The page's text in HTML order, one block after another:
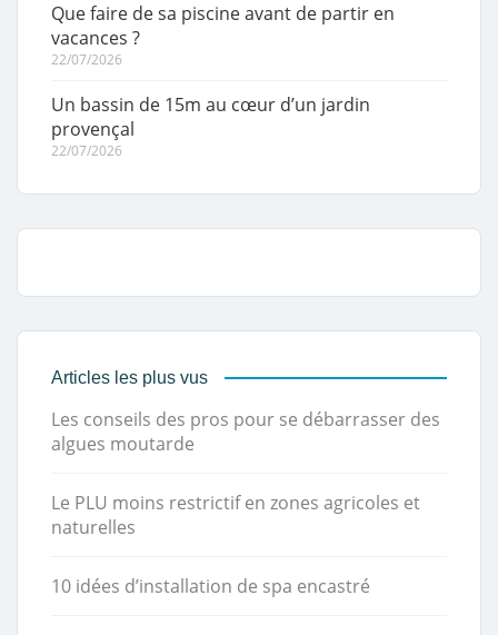
Que faire de sa piscine avant de partir en
vacances ?
22/07/2026
Un bassin de 15m au cœur d’un jardin
provençal
22/07/2026
Articles les plus vus
Les conseils des pros pour se débarrasser des
algues moutarde
Le PLU moins restrictif en zones agricoles et
naturelles
10 idées d’installation de spa encastré